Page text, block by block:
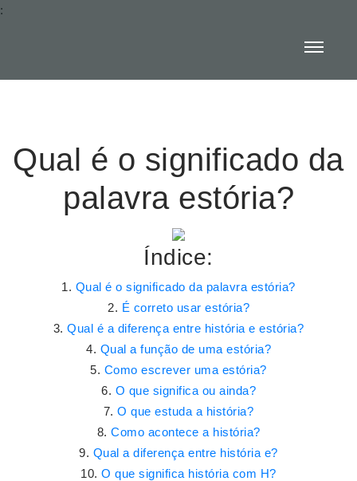
:
Qual é o significado da
palavra estória?
Índice:
Qual é o significado da palavra estória?
É correto usar estória?
Qual é a diferença entre história e estória?
Qual a função de uma estória?
Como escrever uma estória?
O que significa ou ainda?
O que estuda a história?
Como acontece a história?
Qual a diferença entre história e?
O que significa história com H?